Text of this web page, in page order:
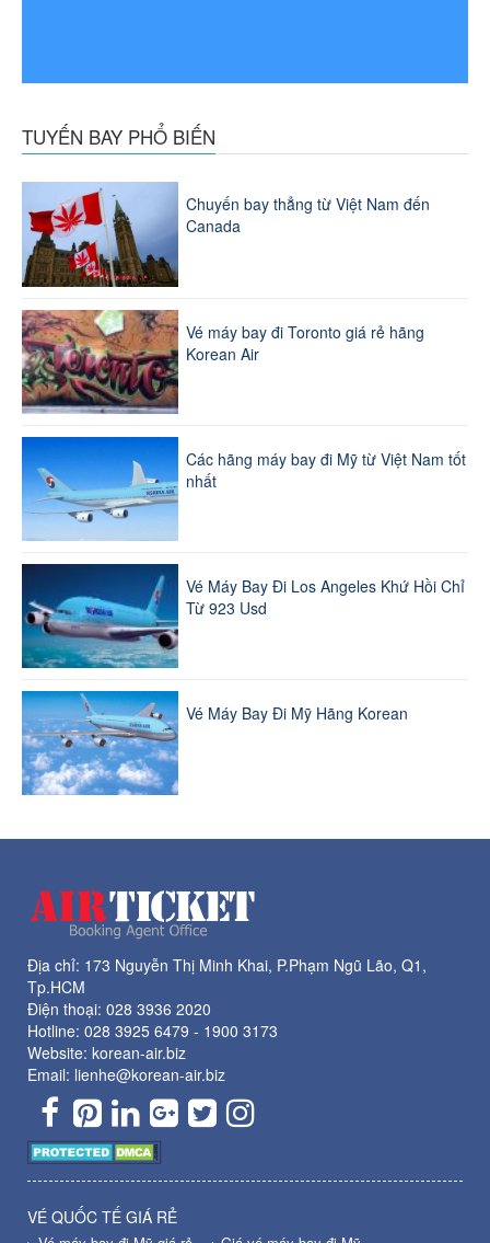
TUYẾN BAY PHỔ BIẾN
Chuyến bay thẳng từ Việt Nam đến
Canada
Vé máy bay đi Toronto giá rẻ hãng
Korean Air
Các hãng máy bay đi Mỹ từ Việt Nam tốt
nhất
Vé Máy Bay Đi Los Angeles Khứ Hồi Chỉ
Từ 923 Usd
Vé Máy Bay Đi Mỹ Hãng Korean
Địa chỉ: 173 Nguyễn Thị Minh Khai, P.Phạm Ngũ Lão, Q1,
Tp.HCM
Điện thoại: 028 3936 2020
Hotline: 028 3925 6479 - 1900 3173
Website: korean-air.biz
Email: lienhe@korean-air.biz
VÉ QUỐC TẾ GIÁ RẺ